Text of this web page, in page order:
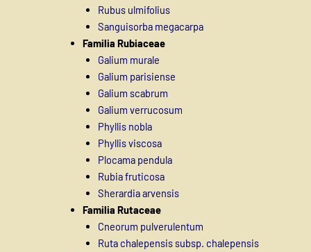
Rubus ulmifolius
Sanguisorba megacarpa
Familia Rubiaceae
Galium murale
Galium parisiense
Galium scabrum
Galium verrucosum
Phyllis nobla
Phyllis viscosa
Plocama pendula
Rubia fruticosa
Sherardia arvensis
Familia Rutaceae
Cneorum pulverulentum
Ruta chalepensis subsp. chalepensis